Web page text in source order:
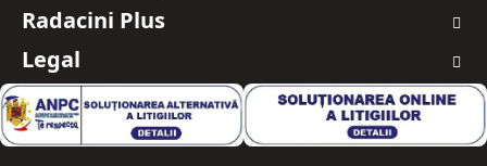
Oferte Auto Noi
Oferte Auto Rulate
Service Auto
Avantaje
About Us
Timeline
Cariera
Grup
Contact
Radacini Plus
Dashboard
Servicii Masina Ta
Servicii Aditionale
Piese
Legal
Termeni si Conditii
Date personale
Politica de cookie
Protectia mediului